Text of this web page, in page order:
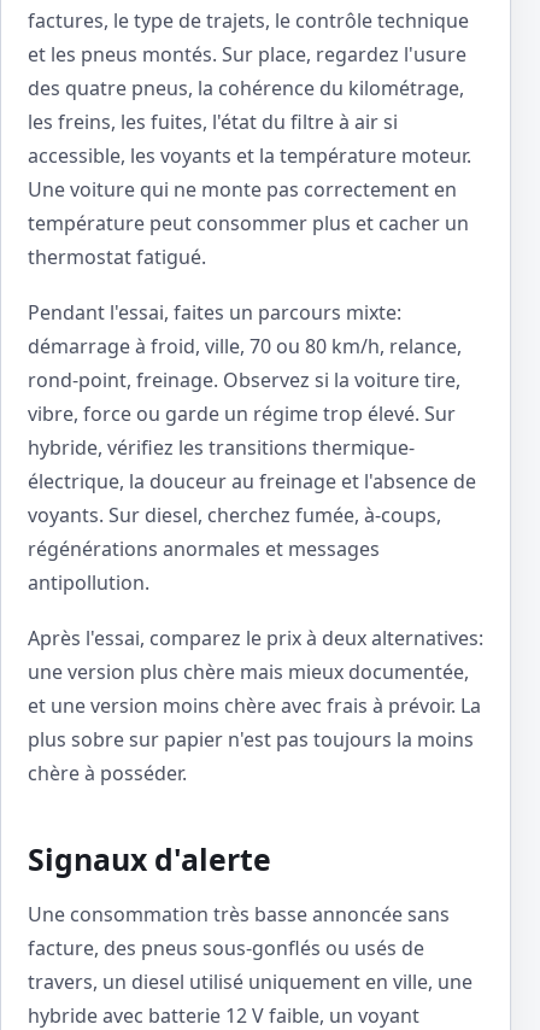
factures, le type de trajets, le contrôle technique
et les pneus montés. Sur place, regardez l'usure
des quatre pneus, la cohérence du kilométrage,
les freins, les fuites, l'état du filtre à air si
accessible, les voyants et la température moteur.
Une voiture qui ne monte pas correctement en
température peut consommer plus et cacher un
thermostat fatigué.
Pendant l'essai, faites un parcours mixte:
démarrage à froid, ville, 70 ou 80 km/h, relance,
rond-point, freinage. Observez si la voiture tire,
vibre, force ou garde un régime trop élevé. Sur
hybride, vérifiez les transitions thermique-
électrique, la douceur au freinage et l'absence de
voyants. Sur diesel, cherchez fumée, à-coups,
régénérations anormales et messages
antipollution.
Après l'essai, comparez le prix à deux alternatives:
une version plus chère mais mieux documentée,
et une version moins chère avec frais à prévoir. La
plus sobre sur papier n'est pas toujours la moins
chère à posséder.
Signaux d'alerte
Une consommation très basse annoncée sans
facture, des pneus sous-gonflés ou usés de
travers, un diesel utilisé uniquement en ville, une
hybride avec batterie 12 V faible, un voyant